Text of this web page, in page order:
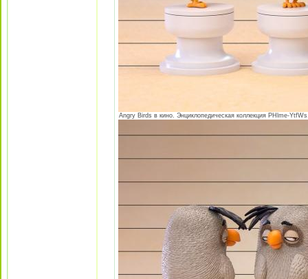
Angry Birds в кино. Энциклопедическая коллекция PHlme-